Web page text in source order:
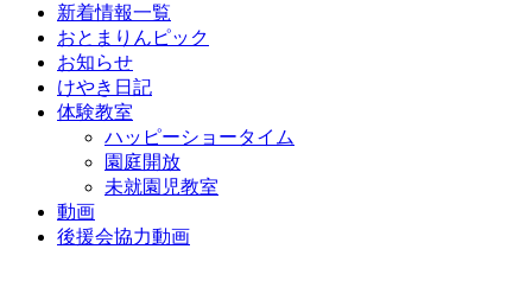
新着情報一覧
おとまりんピック
お知らせ
けやき日記
体験教室
ハッピーショータイム
園庭開放
未就園児教室
動画
後援会協力動画